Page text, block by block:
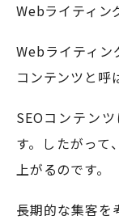
Webライティン
Webライティン
コンテンツと呼
SEOコンテン
す。したがって
上がるのです。
長期的な集客を